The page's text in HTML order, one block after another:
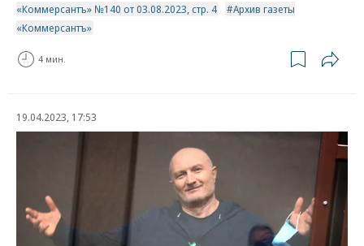
«Коммерсантъ» №140 от 03.08.2023, стр. 4
Архив газеты
«Коммерсантъ»
4 мин.
19.04.2023, 17:53